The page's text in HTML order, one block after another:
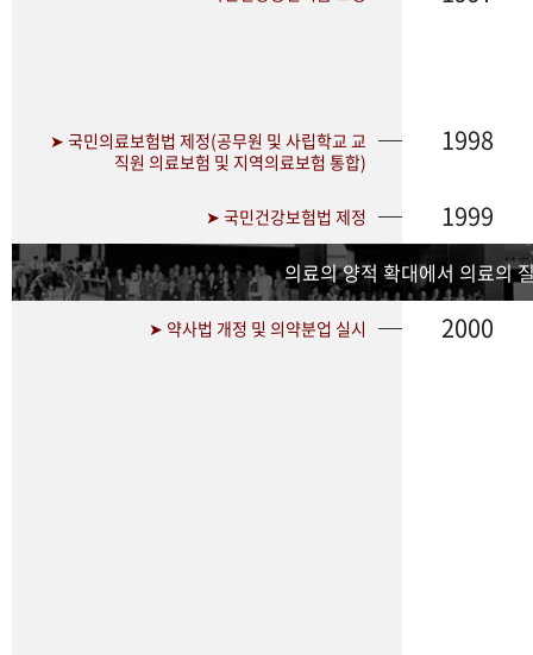
➤ 국민의료보험법 제정(공무원 및 사립학교 교
직원 의료보험 및 지역의료보험 통합)
1998
➤ 국민건강보험법 제정 1999
의료의 양적 확대에서 의료의
➤ 약사법 개정 및 의약분업 실시 2000